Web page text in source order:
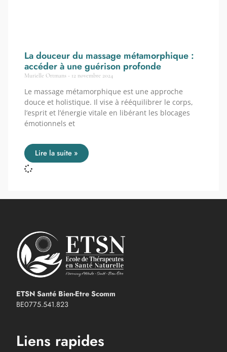
La douceur du massage métamorphique :
accéder à une guérison profonde
Murielle Ortmans 12 novembre 2024
Le massage métamorphique est une approche
douce et holistique. Il vise à rééquilibrer le corps,
l’esprit et l’énergie vitale en libérant les blocages
émotionnels et
Lire la suite »
ETSN Santé Bien-Etre Scomm
BE0775.541.823
Liens rapides